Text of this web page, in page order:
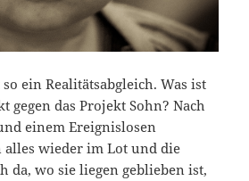
ein Realitätsabgleich. Was ist
gegen das Projekt Sohn? Nach
einem Ereignislosen
wieder im Lot und die
da, wo sie liegen geblieben ist,